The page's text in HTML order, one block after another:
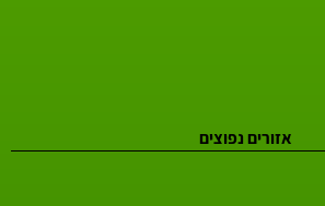
אזורים נפוצים